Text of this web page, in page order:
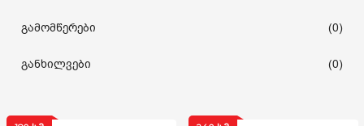
გამომწერები (0)
განხილვები (0)